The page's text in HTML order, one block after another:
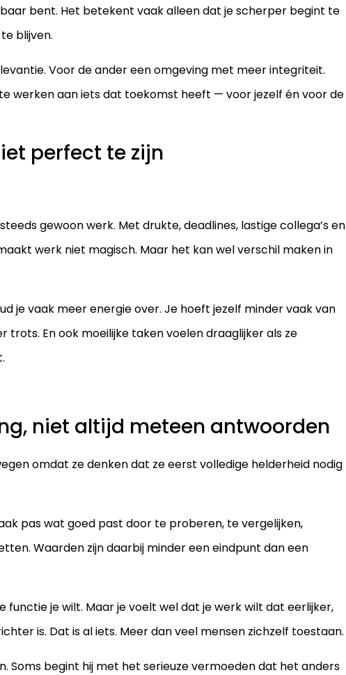
bent. Het betekent vaak alleen dat je scherper begint te
blijven.
Voor de ander een omgeving met meer integriteit.
werken aan iets dat toekomst heeft — voor jezelf én voor de
perfect te zijn
gewoon werk. Met drukte, deadlines, lastige collega’s en
werk niet magisch. Maar het kan wel verschil maken in
je vaak meer energie over. Je hoeft jezelf minder vaak van
En ook moeilijke taken voelen draaglijker als ze
niet altijd meteen antwoorden
omdat ze denken dat ze eerst volledige helderheid nodig
pas wat goed past door te proberen, te vergelijken,
Waarden zijn daarbij minder een eindpunt dan een
functie je wilt. Maar je voelt wel dat je werk wilt dat eerlijker,
is. Dat is al iets. Meer dan veel mensen zichzelf toestaan.
Soms begint hij met het serieuze vermoeden dat het anders